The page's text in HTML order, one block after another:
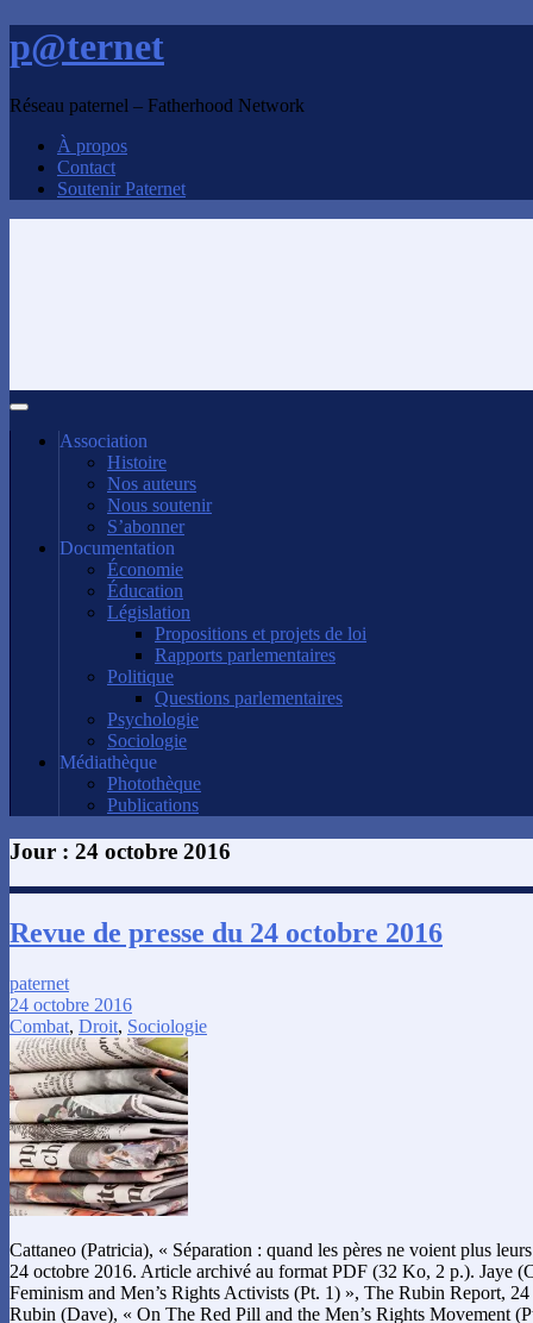
p@ternet
Réseau paternel – Fatherhood Network
À propos
Contact
Soutenir Paternet
Association
Histoire
Nos auteurs
Nous soutenir
S’abonner
Documentation
Économie
Éducation
Législation
Propositions et projets de loi
Rapports parlementaires
Politique
Questions parlementaires
Psychologie
Sociologie
Médiathèque
Photothèque
Publications
Jour : 24 octobre 2016
Revue de presse du 24 octobre 2016
paternet
24 octobre 2016
Combat, Droit, Sociologie
Cattaneo (Patricia), « Séparation : quand les pères ne voient plus
24 octobre 2016. Article archivé au format PDF (32 Ko, 2 p.). Jaye
Feminism and Men’s Rights Activists (Pt. 1) », The Rubin Report,
Rubin (Dave), « On The Red Pill and the Men’s Rights Movement